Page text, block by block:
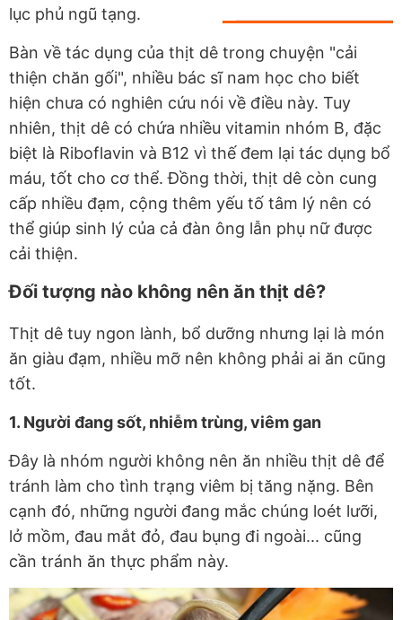
lục phủ ngũ tạng.
Bàn về tác dụng của thịt dê trong chuyện "cải
thiện chăn gối", nhiều bác sĩ nam học cho biết
hiện chưa có nghiên cứu nói về điều này. Tuy
nhiên, thịt dê có chứa nhiều vitamin nhóm B, đặc
biệt là Riboflavin và B12 vì thế đem lại tác dụng bổ
máu, tốt cho cơ thể. Đồng thời, thịt dê còn cung
cấp nhiều đạm, cộng thêm yếu tố tâm lý nên có
thể giúp sinh lý của cả đàn ông lẫn phụ nữ được
cải thiện.
Đối tượng nào không nên ăn thịt dê?
Thịt dê tuy ngon lành, bổ dưỡng nhưng lại là món
ăn giàu đạm, nhiều mỡ nên không phải ai ăn cũng
tốt.
1. Người đang sốt, nhiễm trùng, viêm gan
Đây là nhóm người không nên ăn nhiều thịt dê để
tránh làm cho tình trạng viêm bị tăng nặng. Bên
cạnh đó, những người đang mắc chúng loét lưỡi,
lở mồm, đau mắt đỏ, đau bụng đi ngoài... cũng
cần tránh ăn thực phẩm này.